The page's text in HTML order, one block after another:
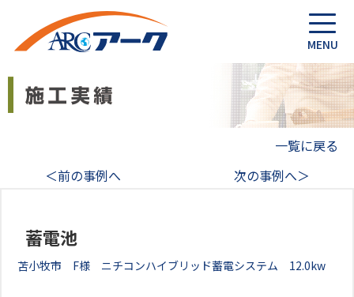
一覧に戻る
＜前の事例へ
次の事例へ＞
蓄電池
苫小牧市 F様 ニチコンハイブリッド蓄電システム 12.0kw